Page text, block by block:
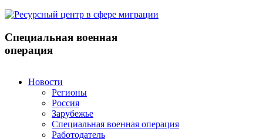
Специальная военная
операция
Новости
Регионы
Россия
Зарубежье
Специальная военная операция
Работодатель